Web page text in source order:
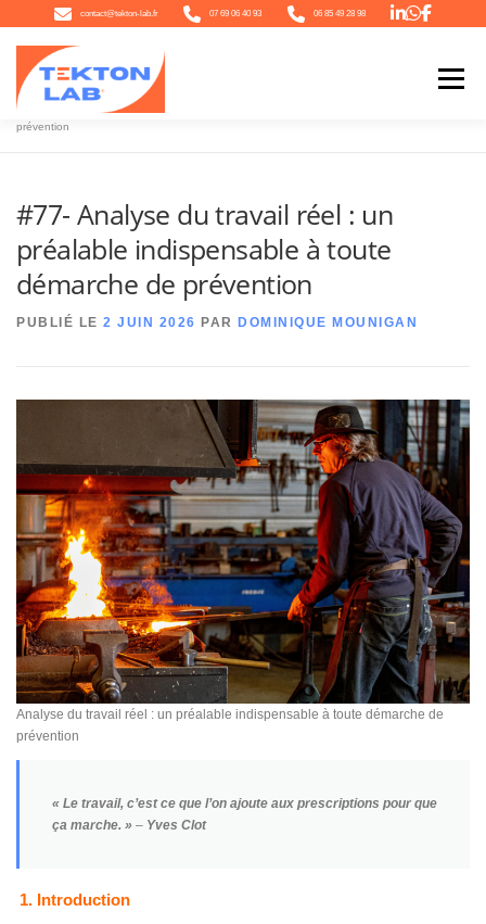
contact@tekton-lab.fr 07 69 06 40 93 06 85 49 28 98
au
contenu
Menu
L’ACTU CONTACT
Accueil
#77- Analyse du travail réel : un préalable indispensable à toute démarche de
prévention
#77- Analyse du travail réel : un
préalable indispensable à toute
démarche de prévention
PUBLIÉ LE 2 JUIN 2026 PAR DOMINIQUE MOUNIGAN
Analyse du travail réel : un préalable indispensable à toute démarche de
prévention
« Le travail, c’est ce que l’on ajoute aux prescriptions pour que
ça marche. » – Yves Clot
1. Introduction